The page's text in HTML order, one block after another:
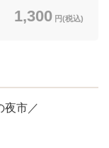
1,300 円(税込)
夜市／